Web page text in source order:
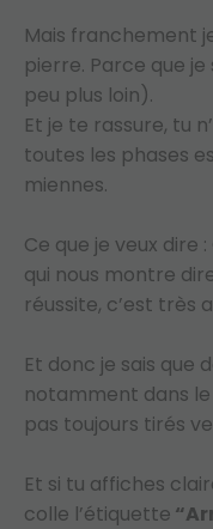
Mais franchement
pierre. Parce que je
peu plus loin).
Et je te rassure, tu
toutes les phases
miennes.
Ce que je veux dire
qui nous montre
réussite, c’est très
Et donc je sais que
notamment dans
pas toujours tirés
Et si tu affiches
colle l’étiquette